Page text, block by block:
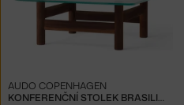
KONFERENČNÍ STOLEK BRASILIA, WALNUT
AUDO COPENHAGEN